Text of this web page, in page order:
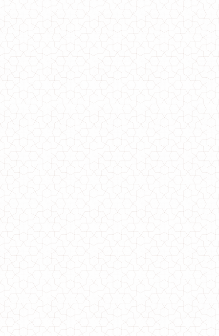
Подовжена жіноча куртка великого розміру
1550.00грн.
Жіноча коротка куртка на флісі
940.00грн.
Модна жіноча куртка пальто букле
760.00грн.